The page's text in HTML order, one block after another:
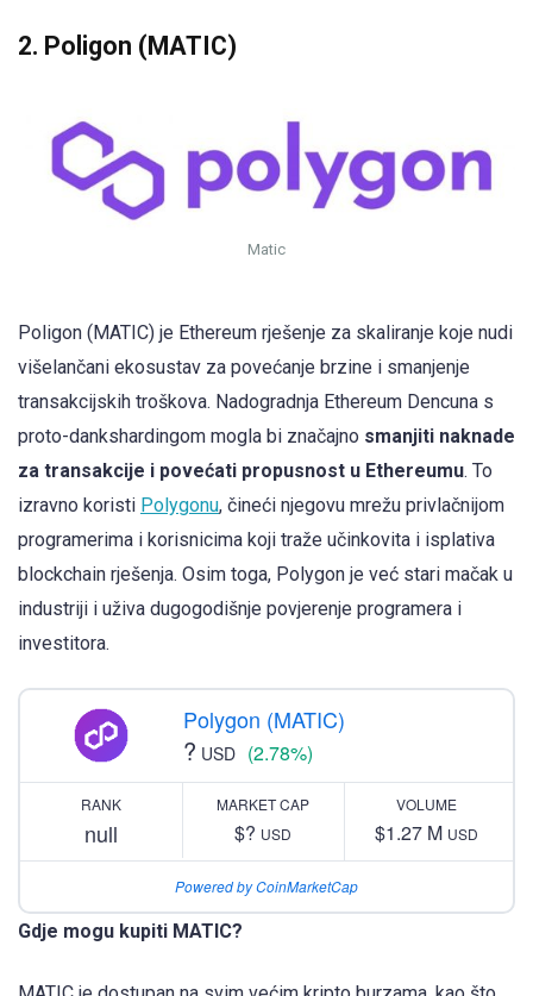
2. Poligon (MATIC)
Matic
Poligon (MATIC) je Ethereum rješenje za skaliranje koje nudi
višelančani ekosustav za povećanje brzine i smanjenje
transakcijskih troškova. Nadogradnja Ethereum Dencuna s
proto-dankshardingom mogla bi značajno smanjiti naknade
za transakcije i povećati propusnost u Ethereumu. To
izravno koristi Polygonu, čineći njegovu mrežu privlačnijom
programerima i korisnicima koji traže učinkovita i isplativa
blockchain rješenja. Osim toga, Polygon je već stari mačak u
industriji i uživa dugogodišnje povjerenje programera i
investitora.
Polygon (MATIC)
? USD (2.78%)
RANK
null
MARKET CAP
$? USD
VOLUME
$1.27 M USD
Powered by CoinMarketCap
Gdje mogu kupiti MATIC?